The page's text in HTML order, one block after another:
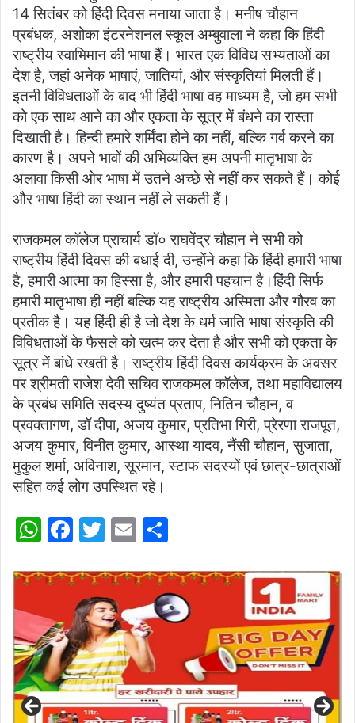
k
14 सितंबर को हिंदी दिवस मनाया जाता है। मनीष चौहान
प्रबंधक, अशोका इंटरनेशनल स्कूल अम्बुवाला ने कहा कि हिंदी
राष्ट्रीय स्वाभिमान की भाषा हैं। भारत एक विविध सभ्यताओं का
देश है, जहां अनेक भाषाएं, जातियां, और संस्कृतियां मिलती हैं।
इतनी विविधताओं के बाद भी हिंदी भाषा वह माध्यम है, जो हम सभी
को एक साथ आने का और एकता के सूत्र में बंधने का रास्ता
दिखाती है। हिन्दी हमारे शर्मिंदा होने का नहीं, बल्कि गर्व करने का
कारण है। अपने भावों की अभिव्यक्ति हम अपनी मातृभाषा के
अलावा किसी ओर भाषा में उतने अच्छे से नहीं कर सकते हैं। कोई
और भाषा हिंदी का स्थान नहीं ले सकती हैं।
राजकमल कॉलेज प्राचार्य डॉ० राघवेंद्र चौहान ने सभी को
राष्ट्रीय हिंदी दिवस की बधाई दी, उन्होंने कहा कि हिंदी हमारी भाषा
है, हमारी आत्मा का हिस्सा है, और हमारी पहचान है।हिंदी सिर्फ
हमारी मातृभाषा ही नहीं बल्कि यह राष्ट्रीय अस्मिता और गौरव का
प्रतीक है। यह हिंदी ही है जो देश के धर्म जाति भाषा संस्कृति की
विविधताओं के फैसले को खत्म कर देता है और सभी को एकता के
सूत्र में बांधे रखती है। राष्ट्रीय हिंदी दिवस कार्यक्रम के अवसर
पर श्रीमती राजेश देवी सचिव राजकमल कॉलेज, तथा महाविद्यालय
के प्रबंध समिति सदस्य दुष्यंत प्रताप, नितिन चौहान, व
प्रवक्तागण, डॉ दीपा, अजय कुमार, प्रतिभा गिरी, प्रेरणा राजपूत,
अजय कुमार, विनीत कुमार, आस्था यादव, नैंसी चौहान, सुजाता,
मुकुल शर्मा, अविनाश, सूरमान, स्टाफ सदस्यों एवं छात्र-छात्राओं
सहित कई लोग उपस्थित रहे।
W
at
A
p
p
F
c
e
b
o
o
k
T
itt
er
E
ai
l
ar
e